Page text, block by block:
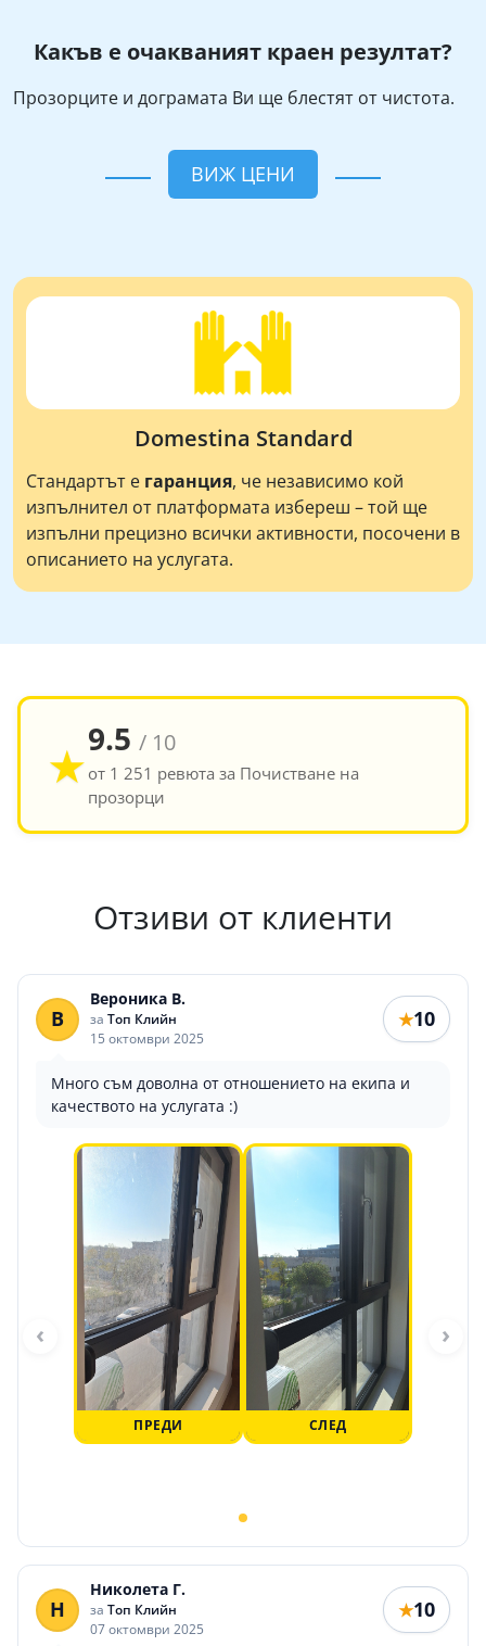
Какъв е очакваният краен резултат?
Прозорците и дограмата Ви ще блестят от чистота.
ВИЖ ЦЕНИ
Domestina Standard
Стандартът е гаранция, че независимо кой
изпълнител от платформата избереш – той ще
изпълни прецизно всички активности, посочени в
описанието на услугата.
★9.5 / 10
от 1 251 ревюта за Почистване на
прозорци
Отзиви от клиенти
В
Вероника В.
за Топ Клийн
15 октомври 2025
★10
Много съм доволна от отношението на екипа и
качеството на услугата :)
ПРЕДИ СЛЕД
‹ ›
Н
Николета Г.
за Топ Клийн
07 октомври 2025
★10